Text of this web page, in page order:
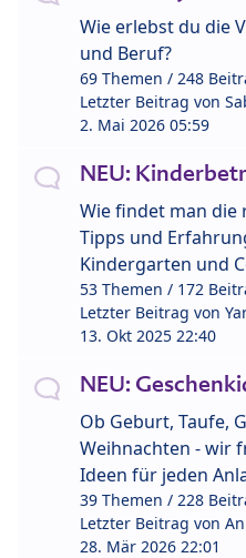
Wie erlebst du die
und Beruf?
69 Themen / 248
Letzter Beitrag von
2. Mai 2026 05:59
NEU:
Wie findet man die
Tipps und
Kindergarten und
53 Themen / 172
Letzter Beitrag von
13. Okt 2025 22:40
NEU:
Ob Geburt, Taufe,
Weihnachten - wir
Ideen für jeden
39 Themen / 228
Letzter Beitrag von
28. Mär 2026 22:01